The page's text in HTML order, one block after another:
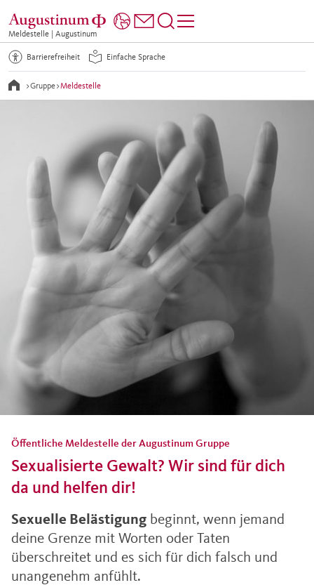
Meldestelle | Augustinum
>Gruppe>Meldestelle
Barrierefreiheit Einfache Sprache
Sexualisierte Gewalt? Wir sind für dich
da und helfen dir!
Öffentliche Meldestelle der Augustinum Gruppe
Sexuelle Belästigung beginnt, wenn jemand
deine Grenze mit Worten oder Taten
überschreitet und es sich für dich falsch und
unangenehm anfühlt.